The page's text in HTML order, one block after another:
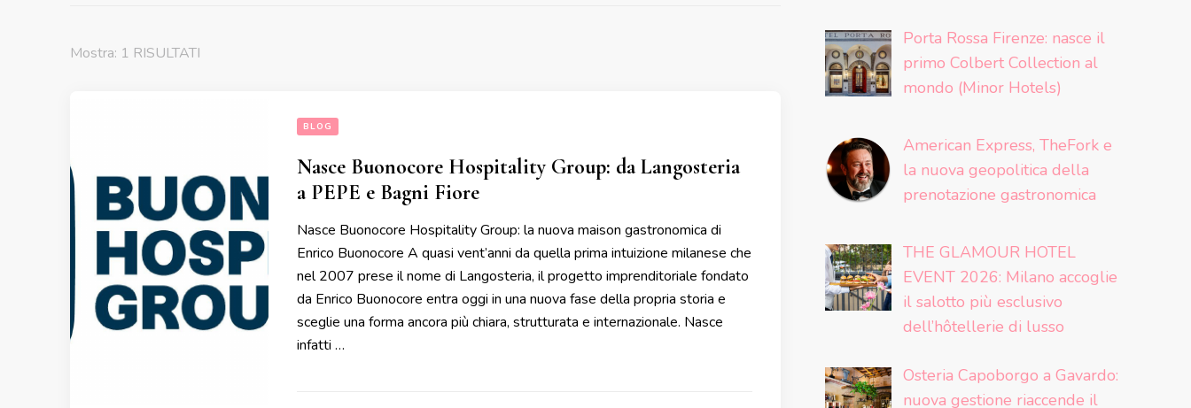
Mostra: 1 RISULTATI
BLOG
Nasce Buonocore Hospitality Group: da Langosteria
a PEPE e Bagni Fiore
Nasce Buonocore Hospitality Group: la nuova maison gastronomica di
Enrico Buonocore A quasi vent’anni da quella prima intuizione milanese che
nel 2007 prese il nome di Langosteria, il progetto imprenditoriale fondato
da Enrico Buonocore entra oggi in una nuova fase della propria storia e
sceglie una forma ancora più chiara, strutturata e internazionale. Nasce
infatti …
Porta Rossa Firenze: nasce il
primo Colbert Collection al
mondo (Minor Hotels)
American Express, TheFork e
la nuova geopolitica della
prenotazione gastronomica
THE GLAMOUR HOTEL
EVENT 2026: Milano accoglie
il salotto più esclusivo
dell’hôtellerie di lusso
Osteria Capoborgo a Gavardo:
nuova gestione riaccende il